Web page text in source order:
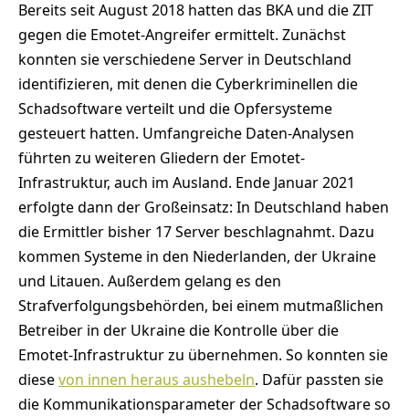
Bereits seit August 2018 hatten das BKA und die ZIT
gegen die Emotet-Angreifer ermittelt. Zunächst
konnten sie verschiedene Server in Deutschland
identifizieren, mit denen die Cyberkriminellen die
Schadsoftware verteilt und die Opfersysteme
gesteuert hatten. Umfangreiche Daten-Analysen
führten zu weiteren Gliedern der Emotet-
Infrastruktur, auch im Ausland. Ende Januar 2021
erfolgte dann der Großeinsatz: In Deutschland haben
die Ermittler bisher 17 Server beschlagnahmt. Dazu
kommen Systeme in den Niederlanden, der Ukraine
und Litauen. Außerdem gelang es den
Strafverfolgungsbehörden, bei einem mutmaßlichen
Betreiber in der Ukraine die Kontrolle über die
Emotet-Infrastruktur zu übernehmen. So konnten sie
diesevon innen heraus aushebeln. Dafür passten sie
die Kommunikationsparameter der Schadsoftware so